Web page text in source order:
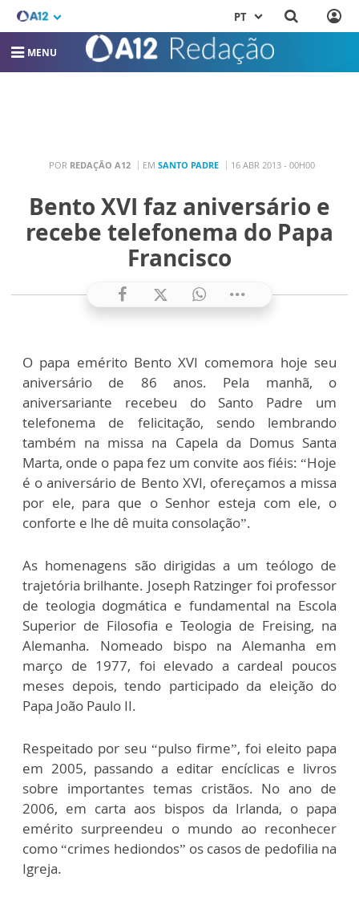
PT
MENU
POR REDAÇÃO A12 EM SANTO PADRE 16 ABR 2013 - 00H00
Bento XVI faz aniversário e
recebe telefonema do Papa
Francisco
O papa emérito Bento XVI comemora hoje seu
aniversário de 86 anos. Pela manhã, o
aniversariante recebeu do Santo Padre um
telefonema de felicitação, sendo lembrando
também na missa na Capela da Domus Santa
Marta, onde o papa fez um convite aos fiéis: “Hoje
é o aniversário de Bento XVI, ofereçamos a missa
por ele, para que o Senhor esteja com ele, o
conforte e lhe dê muita consolação”.
As homenagens são dirigidas a um teólogo de
trajetória brilhante. Joseph Ratzinger foi professor
de teologia dogmática e fundamental na Escola
Superior de Filosofia e Teologia de Freising, na
Alemanha. Nomeado bispo na Alemanha em
março de 1977, foi elevado a cardeal poucos
meses depois, tendo participado da eleição do
Papa João Paulo II.
Respeitado por seu “pulso firme”, foi eleito papa
em 2005, passando a editar encíclicas e livros
sobre importantes temas cristãos. No ano de
2006, em carta aos bispos da Irlanda, o papa
emérito surpreendeu o mundo ao reconhecer
como “crimes hediondos” os casos de pedofilia na
Igreja.